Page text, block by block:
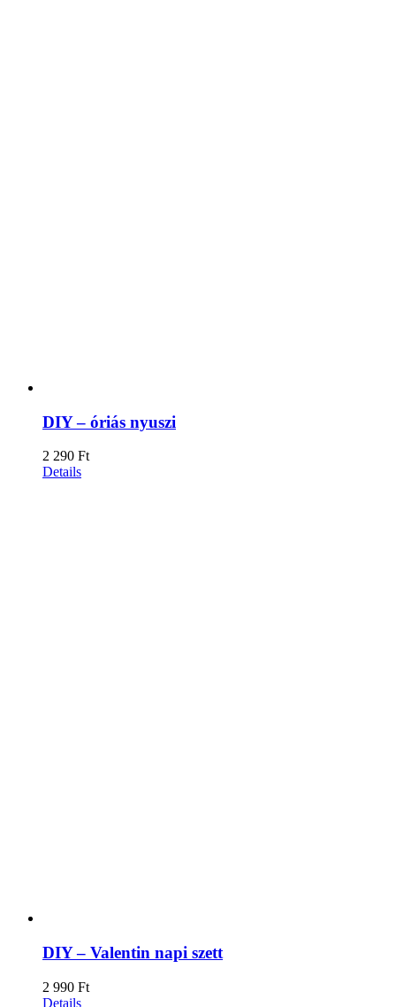
DIY – óriás nyuszi
2 290 Ft
Details
DIY – Valentin napi szett
2 990 Ft
Details